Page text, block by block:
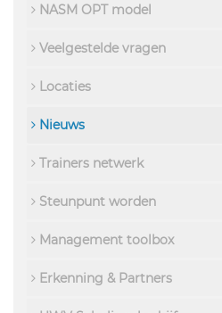
NASM OPT model
Veelgestelde vragen
Locaties
Nieuws
Trainers netwerk
Steunpunt worden
Management toolbox
Erkenning & Partners